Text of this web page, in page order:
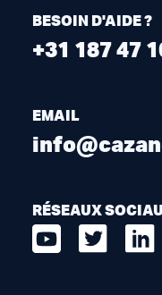
BESOIN D'AIDE ?
+31 187 47
EMAIL
RÉSEAUX